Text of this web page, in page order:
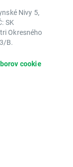
Nivy 5,
SK
Okresného
B.
cookie